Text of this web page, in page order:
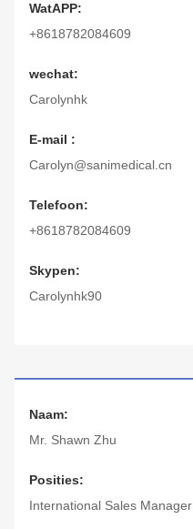
WatAPP:
+8618782084609
wechat:
Carolynhk
E-mail :
Carolyn@sanimedical.cn
Telefoon:
+8618782084609
Skypen:
Carolynhk90
Naam:
Mr. Shawn Zhu
Posities:
International Sales Manager